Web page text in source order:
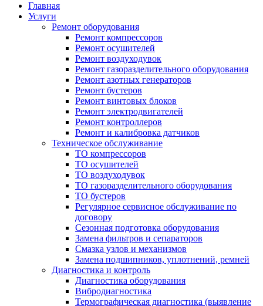
Главная
Услуги
Ремонт оборудования
Ремонт компрессоров
Ремонт осушителей
Ремонт воздуходувок
Ремонт газоразделительного оборудования
Ремонт азотных генераторов
Ремонт бустеров
Ремонт винтовых блоков
Ремонт электродвигателей
Ремонт контроллеров
Ремонт и калибровка датчиков
Техническое обслуживание
ТО компрессоров
ТО осушителей
ТО воздуходувок
ТО газоразделительного оборудования
ТО бустеров
Регулярное сервисное обслуживание по
договору
Сезонная подготовка оборудования
Замена фильтров и сепараторов
Смазка узлов и механизмов
Замена подшипников, уплотнений, ремней
Диагностика и контроль
Диагностика оборудования
Вибродиагностика
Термографическая диагностика (выявление